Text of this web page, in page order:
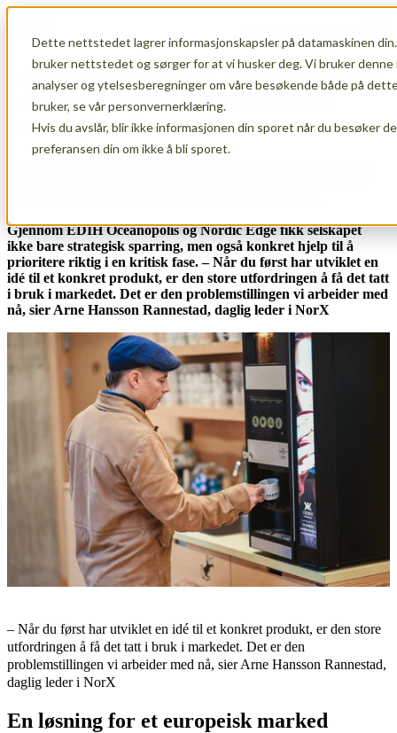
Dette nettstedet lagrer informasjonskapsler på datamaskinen
bruker nettstedet og sørger for at vi husker deg. Vi bruker
analyser og ytelsesberegninger om våre besøkende både på
bruker, se vår personvernerklæring.
Hvis du avslår, blir ikke informasjonen din sporet når du
preferansen din om ikke å bli sporet.
Fra teknologiplattform til marked: NorX
tar viktige steg med støtte fra EDIH
Oceanopolis
Gjennom EDIH Oceanopolis og Nordic Edge fikk selskapet
ikke bare strategisk sparring, men også konkret hjelp til å
prioritere riktig i en kritisk fase. – Når du først har utviklet en
idé til et konkret produkt, er den store utfordringen å få det tatt
i bruk i markedet. Det er den problemstillingen vi arbeider med
nå, sier Arne Hansson Rannestad, daglig leder i NorX
– Når du først har utviklet en idé til et konkret produkt, er den store
utfordringen å få det tatt i bruk i markedet. Det er den
problemstillingen vi arbeider med nå, sier Arne Hansson Rannestad,
daglig leder i NorX
En løsning for et europeisk marked